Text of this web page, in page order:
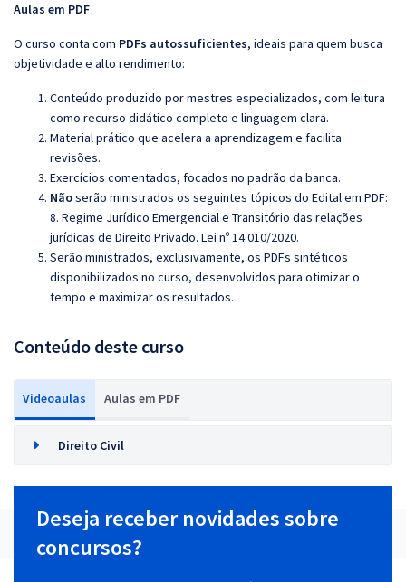
Aulas em PDF
O curso conta com PDFs autossuficientes, ideais para quem busca
objetividade e alto rendimento:
Conteúdo produzido por mestres especializados, com leitura
como recurso didático completo e linguagem clara.
Material prático que acelera a aprendizagem e facilita
revisões.
Exercícios comentados, focados no padrão da banca.
Nãoserão ministrados os seguintes tópicos do Edital em PDF:
8. Regime Jurídico Emergencial e Transitório das relações
jurídicas de Direito Privado. Lei nº 14.010/2020.
Serão ministrados, exclusivamente, os PDFs sintéticos
disponibilizados no curso, desenvolvidos para otimizar o
tempo e maximizar os resultados.
Conteúdo deste curso
Videoaulas Aulas em PDF
Direito Civil
Deseja receber novidades sobre
concursos?